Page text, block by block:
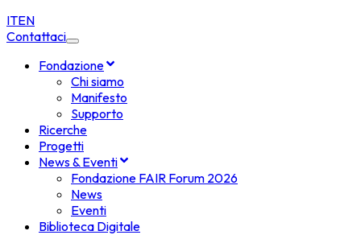
ITEN
Contattaci
Fondazione
Chi siamo
Manifesto
Supporto
Ricerche
Progetti
News & Eventi
Fondazione FAIR Forum 2026
News
Eventi
Biblioteca Digitale